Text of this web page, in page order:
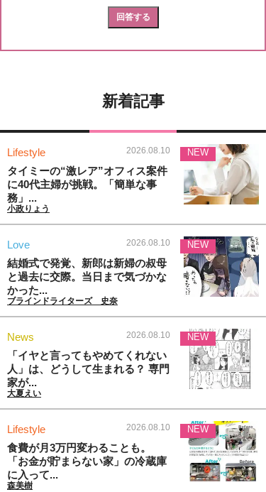
新着記事
Lifestyle 2026.08.10
タイミーの“激レア”オフィス案件
に40代主婦が挑戦。「簡単な事
務」...
小政りょう
NEW
Love 2026.08.10
結婚式で発覚、新郎は新婦の叔母
と過去に交際。当日まで気づかな
かった...
ブラインドライターズ 史奈
NEW
News 2026.08.10
「イヤと言ってもやめてくれない
人」は、どうして生まれる？ 専門
家が...
大夏えい
NEW
Lifestyle 2026.08.10
食費が月3万円変わることも。
「お金が貯まらない家」の冷蔵庫
に入って...
森美樹
NEW